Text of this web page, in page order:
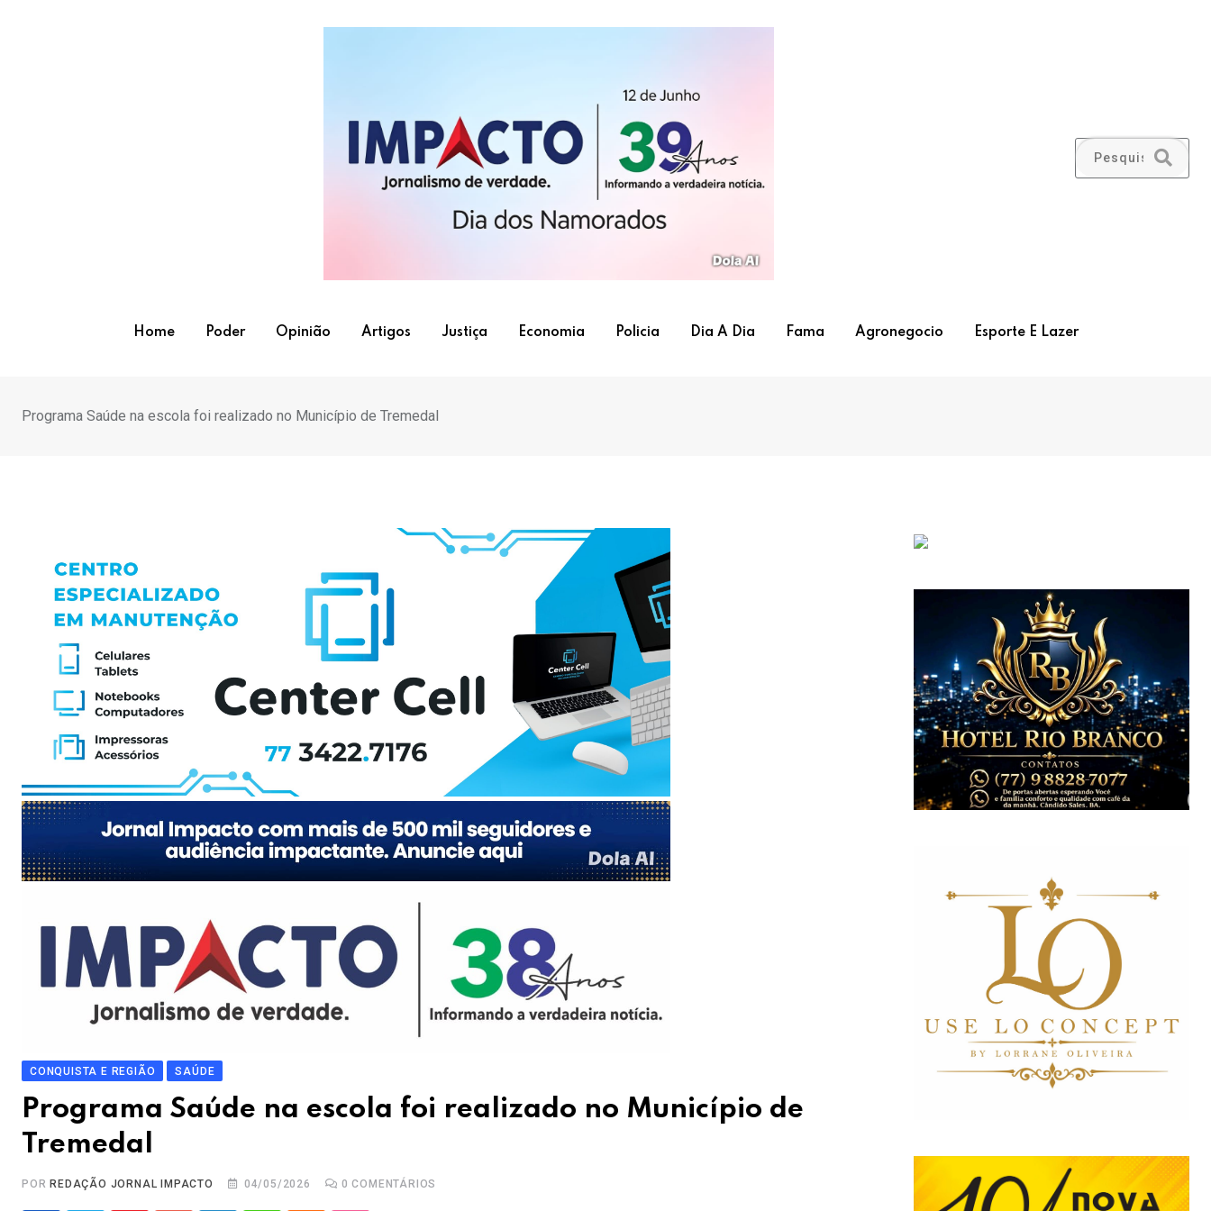
Home Poder Opinião Artigos Justiça Economia Policia Dia A Dia Fama Agronegocio Esporte E Lazer
Programa Saúde na escola foi realizado no Município de Tremedal
CONQUISTA E REGIÃO SAÚDE
Programa Saúde na escola foi realizado no Município de
Tremedal
POR REDAÇÃO JORNAL IMPACTO 04/05/2026 0 COMENTÁRIOS